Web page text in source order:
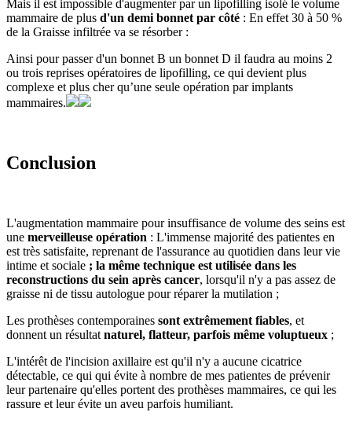
Mais il est impossible d'augmenter par un lipofilling isolé le volume
mammaire de plus d'un demi bonnet par côté : En effet 30 à 50 %
de la Graisse infiltrée va se résorber :
Ainsi pour passer d'un bonnet B un bonnet D il faudra au moins 2
ou trois reprises opératoires de lipofilling, ce qui devient plus
complexe et plus cher qu’une seule opération par implants
mammaires.
Conclusion
L'augmentation mammaire pour insuffisance de volume des seins est
une merveilleuse opération : L'immense majorité des patientes en
est très satisfaite, reprenant de l'assurance au quotidien dans leur vie
intime et sociale ; la même technique est utilisée dans les
reconstructions du sein après cancer, lorsqu'il n'y a pas assez de
graisse ni de tissu autologue pour réparer la mutilation ;
Les prothèses contemporaines sont extrêmement fiables, et
donnent un résultat naturel, flatteur, parfois même voluptueux ;
L'intérêt de l'incision axillaire est qu'il n'y a aucune cicatrice
détectable, ce qui qui évite à nombre de mes patientes de prévenir
leur partenaire qu'elles portent des prothèses mammaires, ce qui les
rassure et leur évite un aveu parfois humiliant.